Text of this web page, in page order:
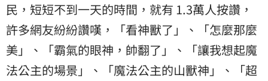
民，短短不到一天的時間，就有 1.3萬人按讚，
許多網友紛紛讚嘆，「看神獸了」、「怎麼那麼
美」、「霸氣的眼神，帥翻了」、「讓我想起魔
法公主的場景」、「魔法公主的山獸神」、「超